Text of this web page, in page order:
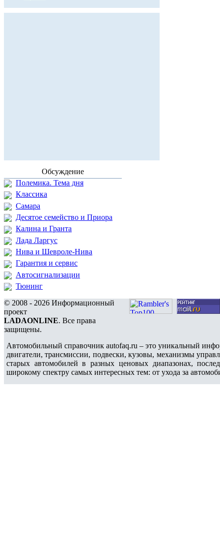
Обсуждение
Полемика. Тема дня
Классика
Самара
Десятое семейство и Приора
Калина и Гранта
Лада Ларгус
Нива и Шевроле-Нива
Гарантия и сервис
Автосигнализации
Тюнинг
© 2008 - 2026 Информационный
проект
LADAONLINE. Все права
защищены.
Автомобильный справочник autofaq.ru – это уникальный
двигатели, трансмиссии, подвески, кузовы, механизмы
старых автомобилей в разных ценовых диапазонах,
широкому спектру самых интересных тем: от ухода за